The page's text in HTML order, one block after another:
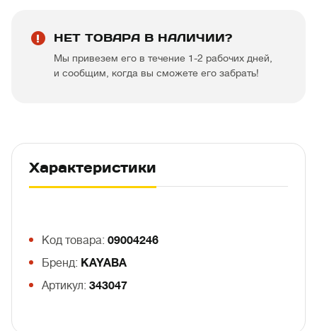
НЕТ ТОВАРА В НАЛИЧИИ?
Мы привезем его в течение 1-2 рабочих дней,
и сообщим, когда вы сможете его забрать!
Характеристики
Код товара: 09004246
Бренд: KAYABA
Артикул: 343047